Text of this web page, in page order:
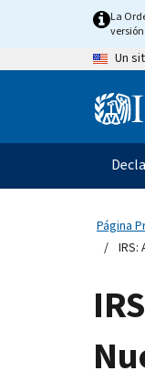
content
La
Un
Página
IRS: